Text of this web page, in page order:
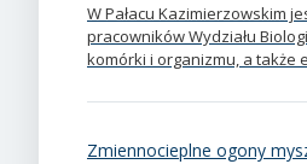
W Pałacu Kazimierzowskim
pracowników Wydziału
komórki i organizmu, a także
Zmiennocieplne ogony